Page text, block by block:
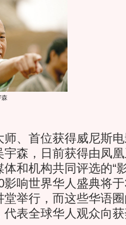
森
首位获得威尼斯电
宇森，日前获得由凤
体和机构共同评选的“
影响世界华人盛典将
堂举行，而这些华语
代表全球华人观众向